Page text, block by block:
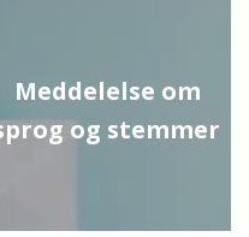
Meddelelse om
og stemmer